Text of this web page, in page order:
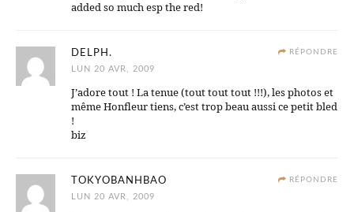
added so much esp the red!
RÉPONDRE
DELPH.
LUN 20 AVR, 2009
J’adore tout ! La tenue (tout tout tout !!!), les photos et
même Honfleur tiens, c’est trop beau aussi ce petit bled
!
biz
RÉPONDRE
TOKYOBANHBAO
LUN 20 AVR, 2009